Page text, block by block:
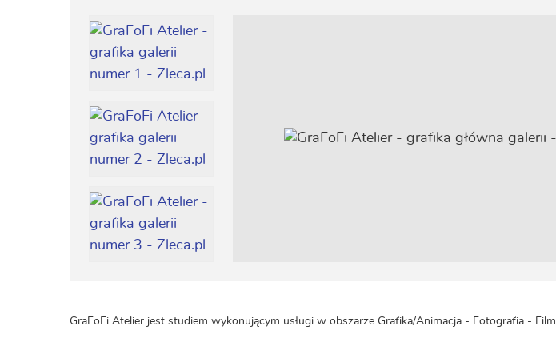
GraFoFi Atelier jest studiem wykonującym usługi w obszarze Grafika/Animacja - Fotografia - Film